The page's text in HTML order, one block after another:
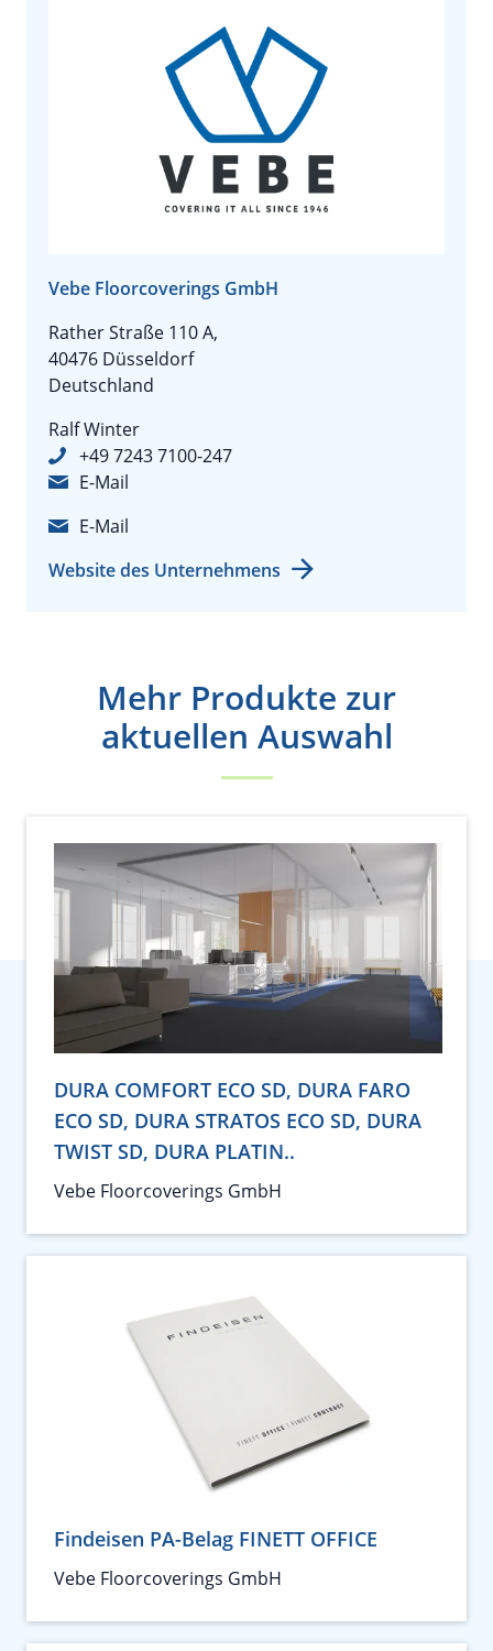
Vebe Floorcoverings GmbH
Rather Straße 110 A,
40476 Düsseldorf
Deutschland
Ralf Winter
+49 7243 7100-247
E-Mail
E-Mail
Website des Unternehmens
Mehr Produkte zur
aktuellen Auswahl
DURA COMFORT ECO SD, DURA FARO
ECO SD, DURA STRATOS ECO SD, DURA
TWIST SD, DURA PLATIN..
Vebe Floorcoverings GmbH
Findeisen PA-Belag FINETT OFFICE
Vebe Floorcoverings GmbH